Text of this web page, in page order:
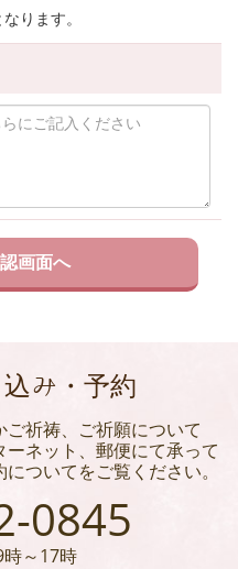
ります。
み・予約
祈祷、ご祈願について
ネット、郵便にて承って
ついてをご覧ください。
0845
～17時